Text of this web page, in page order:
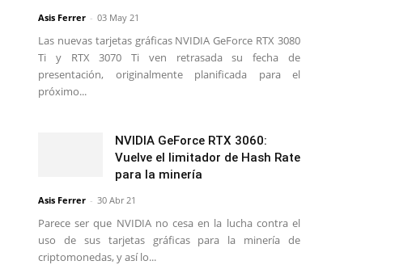
Asis Ferrer - 03 May 21
Las nuevas tarjetas gráficas NVIDIA GeForce RTX 3080
Ti y RTX 3070 Ti ven retrasada su fecha de
presentación, originalmente planificada para el
próximo...
NVIDIA GeForce RTX 3060:
Vuelve el limitador de Hash Rate
para la minería
Asis Ferrer - 30 Abr 21
Parece ser que NVIDIA no cesa en la lucha contra el
uso de sus tarjetas gráficas para la minería de
criptomonedas, y así lo...